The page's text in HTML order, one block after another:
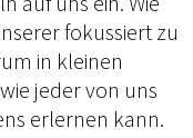
fokussiert zu
in kleinen
jeder von uns
erlernen kann.